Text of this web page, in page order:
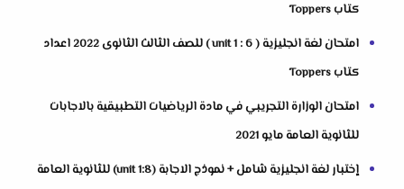
كتاب Toppers
امتحان لغة انجليزية ( unit 1 : 6 ) للصف الثالث الثانوى 2022 اعداد
كتاب Toppers
امتحان الوزارة التجريبي في مادة الرياضيات التطبيقية بالاجابات
للثانوية العامة مايو 2021
إختبار لغة انجليزية شامل + نموذج الاجابة (unit 1:8) للثانوية العامة